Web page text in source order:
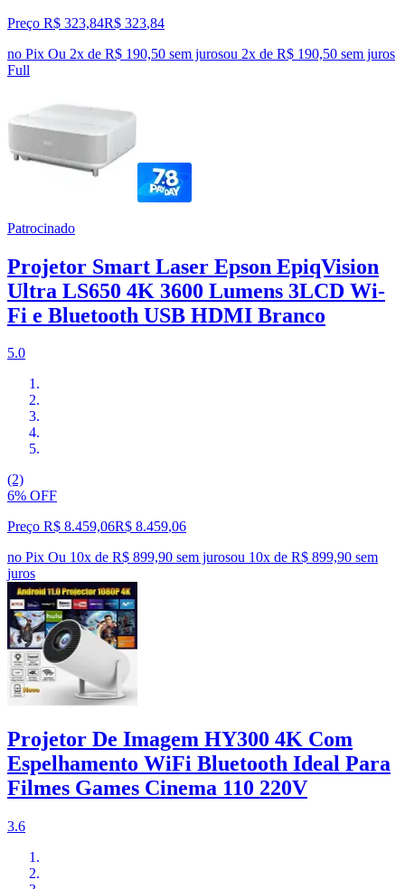
Preço R$ 323,84R$ 323,84
no Pix Ou 2x de R$ 190,50 sem jurosou 2x de R$ 190,50 sem juros
Full
Patrocinado
Projetor Smart Laser Epson EpiqVision
Ultra LS650 4K 3600 Lumens 3LCD Wi-
Fi e Bluetooth USB HDMI Branco
5.0
(2)
6% OFF
Preço R$ 8.459,06R$ 8.459,06
no Pix Ou 10x de R$ 899,90 sem jurosou 10x de R$ 899,90 sem
juros
Projetor De Imagem HY300 4K Com
Espelhamento WiFi Bluetooth Ideal Para
Filmes Games Cinema 110 220V
3.6